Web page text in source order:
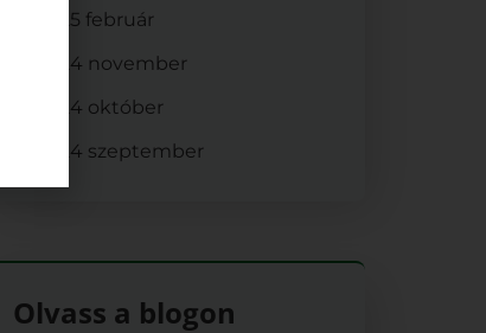
2025 február
2024 november
2024 október
2024 szeptember
Olvass a blogon